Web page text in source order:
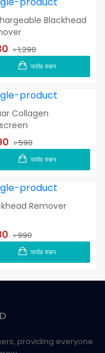
Blackhead
৳ 1,290
অর্ডার করুন
Collagen
৳ 590
অর্ডার করুন
Remover
৳ 990
অর্ডার করুন
providing everyone